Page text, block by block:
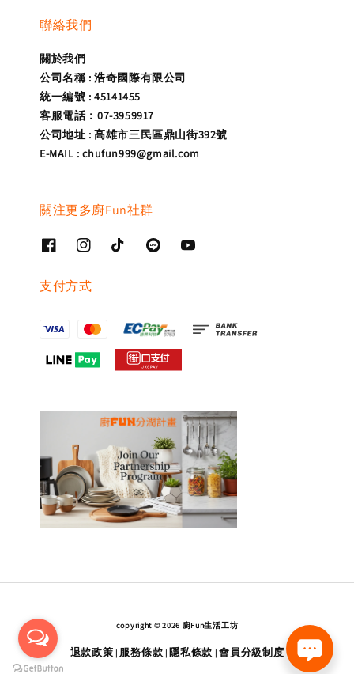
聯絡我們
關於我們
公司名稱 : 浩奇國際有限公司
統一編號 : 45141455
客服電話：07-3959917
公司地址 : 高雄市三民區鼎山街392號
E-MAIL : chufun999@gmail.com
關注更多廚Fun社群
支付方式
copyright © 2026 廚Fun生活工坊
退款政策 | 服務條款 | 隱私條款 |會員分級制度